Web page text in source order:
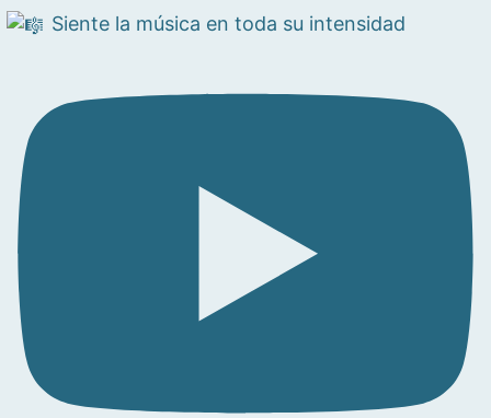
Siente la música en toda su intensidad